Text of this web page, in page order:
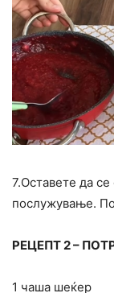
7.Оставете да
послужување.
РЕЦЕПТ 2 –
1 чаша шеќер